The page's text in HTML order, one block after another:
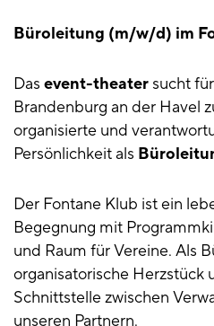
Büroleitung (m/w/d) im
Das event-theater sucht
Brandenburg an der Havel
organisierte und
Persönlichkeit als
Der Fontane Klub ist ein
Begegnung mit
und Raum für Vereine. Als
organisatorische Herzstück
Schnittstelle zwischen
unseren Partnern.